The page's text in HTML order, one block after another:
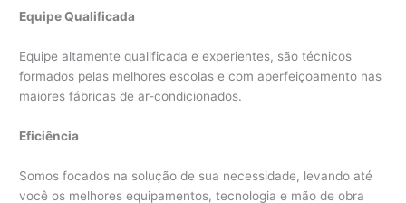
Equipe Qualificada
Equipe altamente qualificada e experientes, são técnicos
formados pelas melhores escolas e com aperfeiçoamento nas
maiores fábricas de ar-condicionados.
Eficiência
Somos focados na solução de sua necessidade, levando até
você os melhores equipamentos, tecnologia e mão de obra